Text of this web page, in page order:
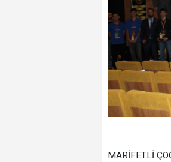
MARİFETLİ